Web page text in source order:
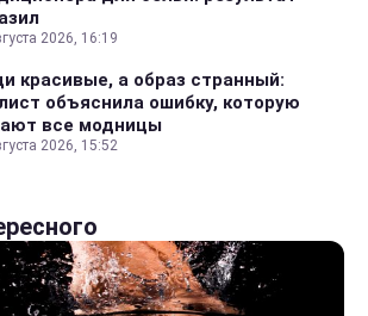
2026, 16:19
красивые, а образ странный:
объяснила ошибку, которую
все модницы
2026, 15:52